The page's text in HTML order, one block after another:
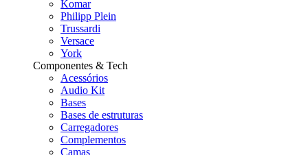
Komar
Philipp Plein
Trussardi
Versace
York
Componentes & Tech
Acessórios
Audio Kit
Bases
Bases de estruturas
Carregadores
Complementos
Camas